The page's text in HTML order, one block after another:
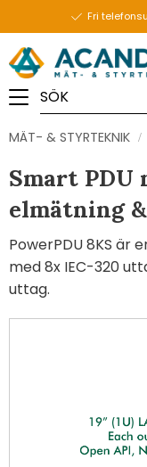
Fri
MÄT- & STYRTEKNIK
Smart PDU
elmätning
PowerPDU 8KS är
med 8x IEC-320
uttag.